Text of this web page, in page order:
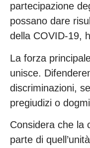
partecipazione
possano dare
della COVID-19,
La forza
unisce.
discriminazioni,
pregiudizi o
Considera che la
parte di